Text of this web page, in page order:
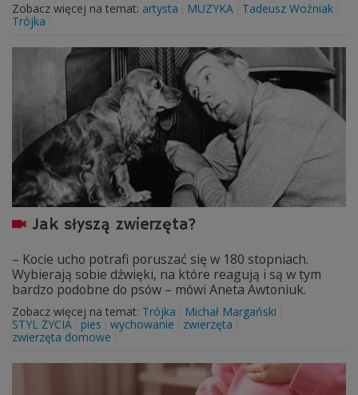
Zobacz więcej na temat: artysta MUZYKA
Tadeusz Woźniak
Trójka
Jak słyszą zwierzęta?
– Kocie ucho potrafi poruszać się w 180 stopniach.
Wybierają sobie dźwięki, na które reagują i są w tym
bardzo podobne do psów – mówi Aneta Awtoniuk.
Zobacz więcej na temat: Trójka
Michał Margański
STYL ŻYCIA
pies wychowanie
zwierzęta
zwierzęta domowe